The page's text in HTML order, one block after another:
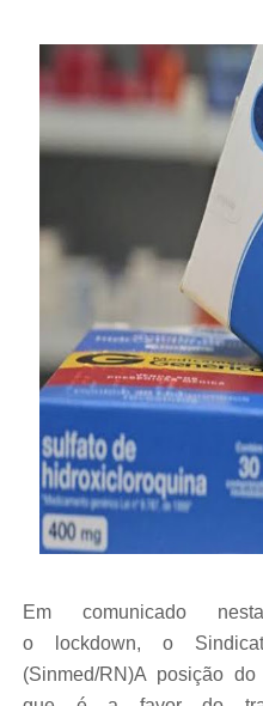
Em comunicado
o lockdown, o
(Sinmed/RN)A posição